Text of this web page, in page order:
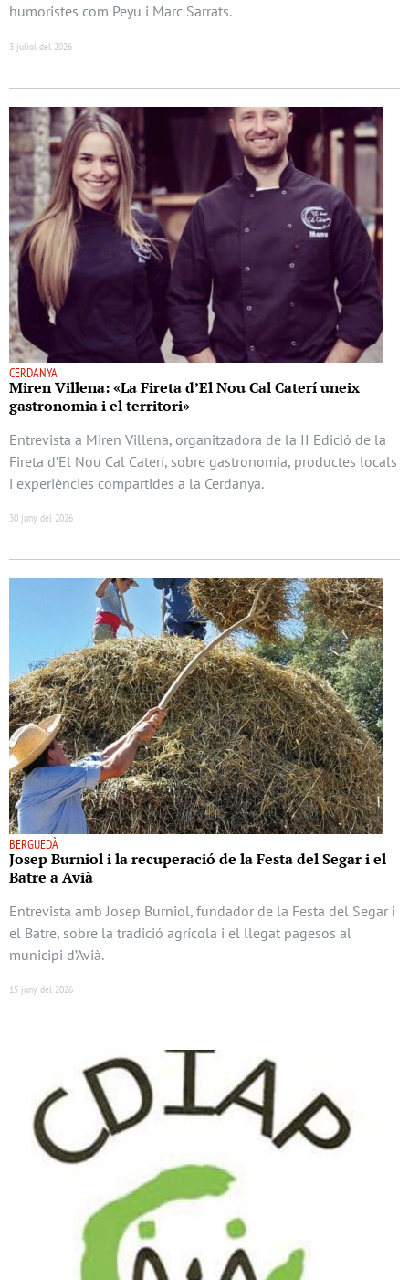
humoristes com Peyu i Marc Sarrats.
3 juliol del 2026
CERDANYA
Miren Villena: «La Fireta d’El Nou Cal Caterí uneix
gastronomia i el territori»
Entrevista a Miren Villena, organitzadora de la II Edició de la
Fireta d’El Nou Cal Caterí, sobre gastronomia, productes locals
i experiències compartides a la Cerdanya.
30 juny del 2026
BERGUEDÀ
Josep Burniol i la recuperació de la Festa del Segar i el
Batre a Avià
Entrevista amb Josep Burniol, fundador de la Festa del Segar i
el Batre, sobre la tradició agrícola i el llegat pagesos al
municipi d’Avià.
15 juny del 2026